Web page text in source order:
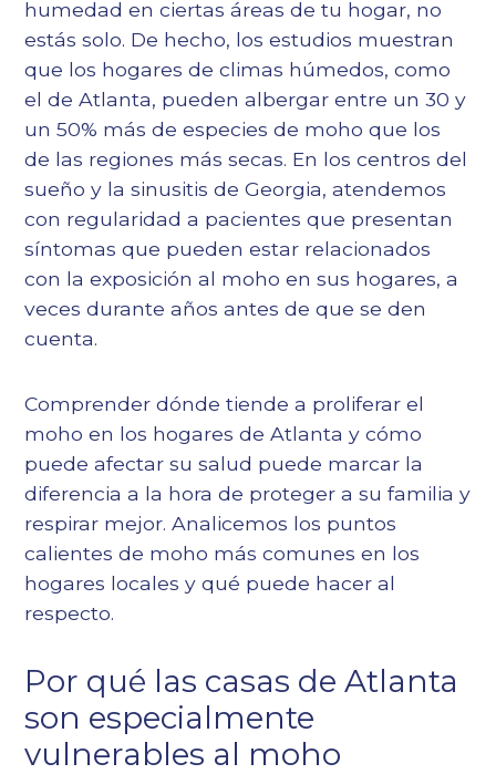
humedad en ciertas áreas de tu hogar, no
estás solo. De hecho, los estudios muestran
que los hogares de climas húmedos, como
el de Atlanta, pueden albergar entre un 30 y
un 50% más de especies de moho que los
de las regiones más secas. En los centros del
sueño y la sinusitis de Georgia, atendemos
con regularidad a pacientes que presentan
síntomas que pueden estar relacionados
con la exposición al moho en sus hogares, a
veces durante años antes de que se den
cuenta.
Comprender dónde tiende a proliferar el
moho en los hogares de Atlanta y cómo
puede afectar su salud puede marcar la
diferencia a la hora de proteger a su familia y
respirar mejor. Analicemos los puntos
calientes de moho más comunes en los
hogares locales y qué puede hacer al
respecto.
Por qué las casas de Atlanta
son especialmente
vulnerables al moho